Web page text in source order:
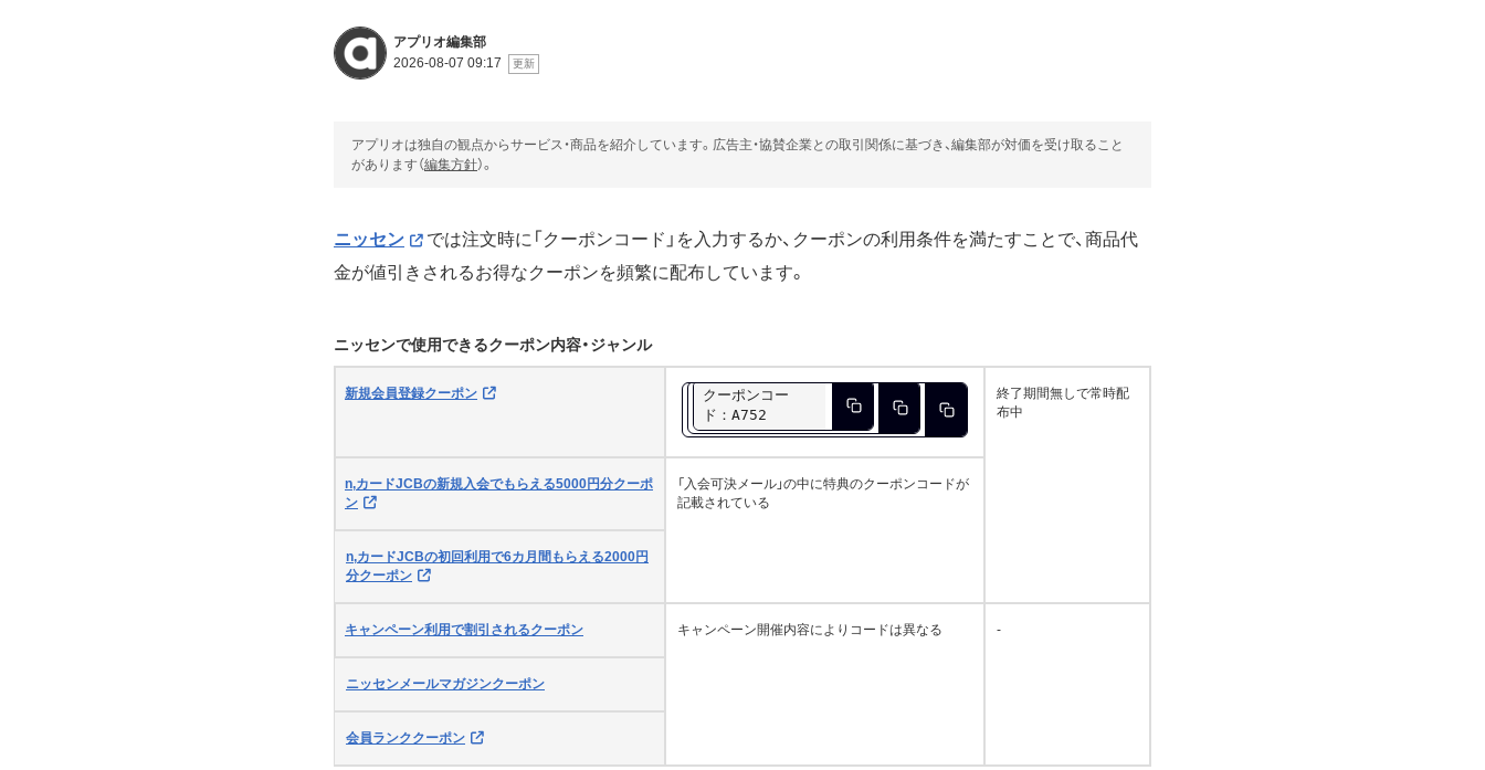
アプリオ編集部
2026-08-07 09:17
アプリオは独自の観点からサービス・商品を紹介しています。広告主・協賛企業との取引関係に基づき、編集部が対価を受け取ること
があります（編集方針）。
ニッセン
では注文時に「クーポンコード」を入力するか、クーポンの利用条件を満たすことで、商品代
金が値引きされるお得なクーポンを頻繁に配布しています。
ニッセンで使用できるクーポン内容・ジャンル
新規会員登録クーポン
クーポンコー
ド：A752
終了期間無しで常時配
布中
n,カードJCBの新規入会でもらえる5000円分クーポ
ン
「入会可決メール」の中に特典のクーポンコードが
記載されている
n,カードJCBの初回利用で6カ月間もらえる2000円
分クーポン
キャンペーン利用で割引されるクーポン キャンペーン開催内容によりコードは異なる -
ニッセンメールマガジンクーポン
会員ランククーポン